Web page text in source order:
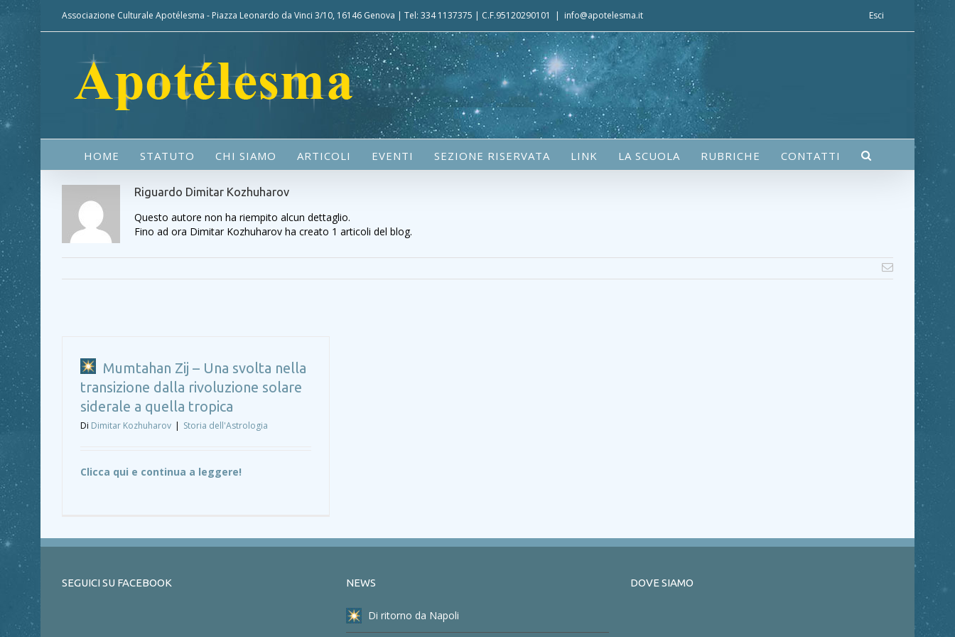
Associazione Culturale Apotélesma - Piazza Leonardo da Vinci 3/10, 16146 Genova | Tel: 334 1137375 | C.F.95120290101 | info@apotelesma.it Esci
HOME STATUTO CHI SIAMO ARTICOLI EVENTI SEZIONE RISERVATA LINK LA SCUOLA RUBRICHE CONTATTI
Riguardo Dimitar Kozhuharov
Questo autore non ha riempito alcun dettaglio.
Fino ad ora Dimitar Kozhuharov ha creato 1 articoli del blog.
Mumtahan Zij – Una svolta nella
transizione dalla rivoluzione solare
siderale a quella tropica
Di Dimitar Kozhuharov | Storia dell'Astrologia
Clicca qui e continua a leggere!
SEGUICI SU FACEBOOK NEWS
Di ritorno da Napoli
DOVE SIAMO